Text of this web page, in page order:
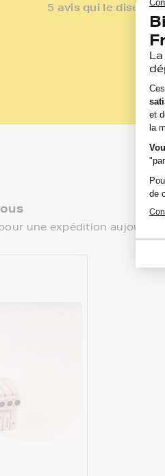
5 avis qui le disent
une expédition